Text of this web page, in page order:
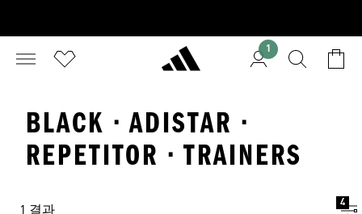
1
BLACK · ADISTAR ·
REPETITOR · TRAINERS
1 결과
4